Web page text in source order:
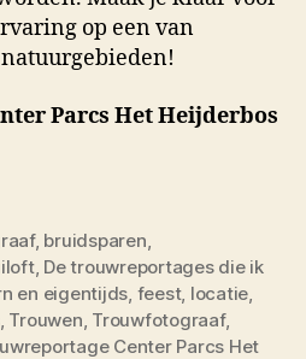
op een van
Parcs Het Heijderbos
, bruidsparen,
, De trouwreportages die ik
en eigentijds, feest, locatie,
, Trouwen, Trouwfotograaf,
Center Parcs Het